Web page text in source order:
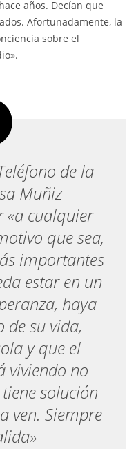
años. Decían que
Afortunadamente, la
sobre el
de la
Muñiz
«a cualquier
que sea,
importantes
estar en un
haya
de su vida,
y que el
viviendo no
solución
ven. Siempre